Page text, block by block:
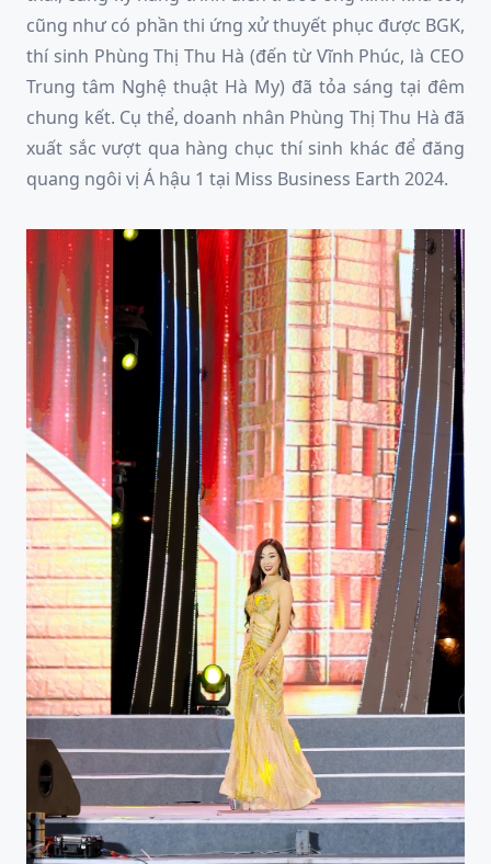
cũng như có phần thi ứng xử thuyết phục được BGK,
thí sinh Phùng Thị Thu Hà (đến từ Vĩnh Phúc, là CEO
Trung tâm Nghệ thuật Hà My) đã tỏa sáng tại đêm
chung kết. Cụ thể, doanh nhân Phùng Thị Thu Hà đã
xuất sắc vượt qua hàng chục thí sinh khác để đăng
quang ngôi vị Á hậu 1 tại Miss Business Earth 2024.